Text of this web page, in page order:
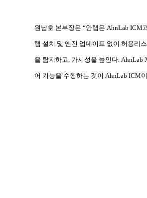
원남호 본부장은 “안랩은 AhnLab ICM
램 설치 및 엔진 업데이트 없이 허용리
을 탐지하고, 가시성을 높인다. AhnLab
어 기능을 수행하는 것이 AhnLab ICM